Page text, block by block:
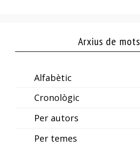
Arxius de mots
Alfabètic
Cronològic
Per autors
Per temes